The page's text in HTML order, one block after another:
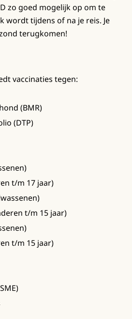
zo goed mogelijk op om te
wordt tijdens of na je reis. Je
terugkomen!
vaccinaties tegen:
(BMR)
(DTP)
t/m 17 jaar)
t/m 15 jaar)
t/m 15 jaar)